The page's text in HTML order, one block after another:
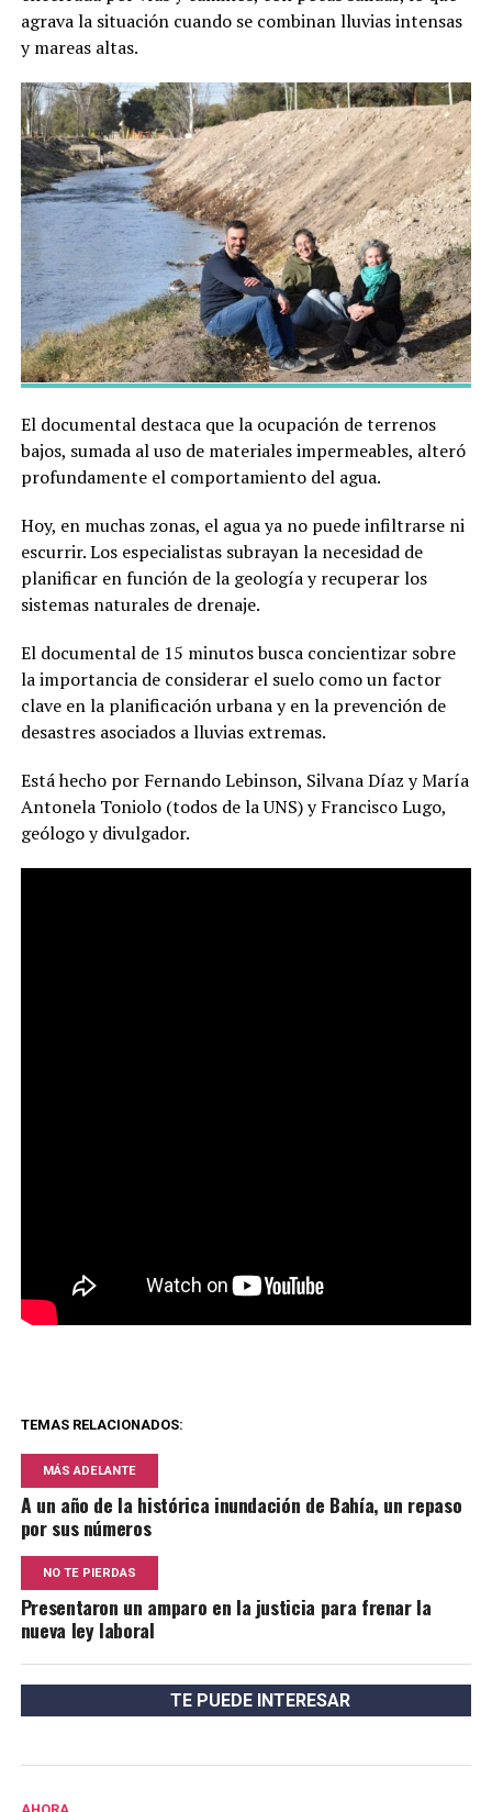
agrava la situación cuando se combinan lluvias intensas
y mareas altas.
El documental destaca que la ocupación de terrenos
bajos, sumada al uso de materiales impermeables, alteró
profundamente el comportamiento del agua.
Hoy, en muchas zonas, el agua ya no puede infiltrarse ni
escurrir. Los especialistas subrayan la necesidad de
planificar en función de la geología y recuperar los
sistemas naturales de drenaje.
El documental de 15 minutos busca concientizar sobre
la importancia de considerar el suelo como un factor
clave en la planificación urbana y en la prevención de
desastres asociados a lluvias extremas.
Está hecho por Fernando Lebinson, Silvana Díaz y María
Antonela Toniolo (todos de la UNS) y Francisco Lugo,
geólogo y divulgador.
TEMAS RELACIONADOS:
MÁS ADELANTE
A un año de la histórica inundación de Bahía, un repaso
por sus números
NO TE PIERDAS
Presentaron un amparo en la justicia para frenar la
nueva ley laboral
TE PUEDE INTERESAR